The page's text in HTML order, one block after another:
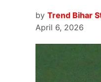
by Trend Bihar
April 6, 2026